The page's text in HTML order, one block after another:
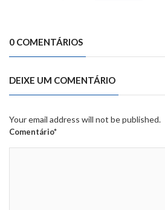
0 COMENTÁRIOS
DEIXE UM COMENTÁRIO
Your email address will not be published.
Comentário*